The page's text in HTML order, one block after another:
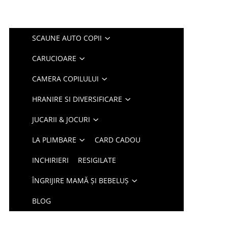
SCAUNE AUTO COPII
CARUCIOARE
CAMERA COPILULUI
HRANIRE SI DIVERSIFICARE
JUCARII & JOCURI
LA PLIMBARE CARD CADOU
INCHIRIERI RESIGILATE
ÎNGRIJIRE MAMĂ ȘI BEBELUȘ
BLOG